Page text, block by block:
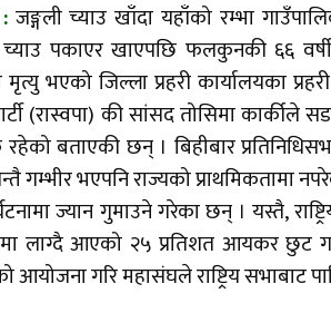
जङ्गली च्याउ खाँदा यहाँको रम्भा
पकाएर खाएपछि फलकुनकी ६६
भएको जिल्ला प्रहरी कार्यालयका
(रास्वपा) की सांसद तोसिमा कार्कीले
बताएकी छन् । बिहीबार
गम्भीर भएपनि राज्यको
ज्यान गुमाउने गरेका छन् । यस्तै,
लाग्दै आएको २५ प्रतिशत आयकर छुट
गरि महासंघले राष्ट्रिय सभाबाट